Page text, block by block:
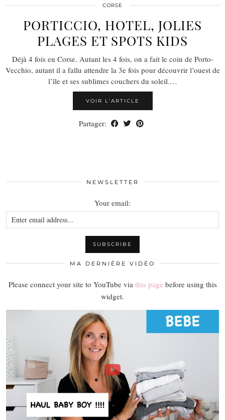
CORSE
PORTICCIO, HOTEL, JOLIES
PLAGES ET SPOTS KIDS
Déjà 4 fois en Corse. Autant les 4 fois, on a fait le coin de Porto-
Vecchio, autant il a fallu attendre la 3e fois pour découvrir l’ouest de
l’île et ses sublimes couchers du soleil.…
VOIR L’ARTICLE
Partager:
NEWSLETTER
Your email:
MA DERNIÈRE VIDÉO
Please connect your site to YouTube via this page before using this
widget.